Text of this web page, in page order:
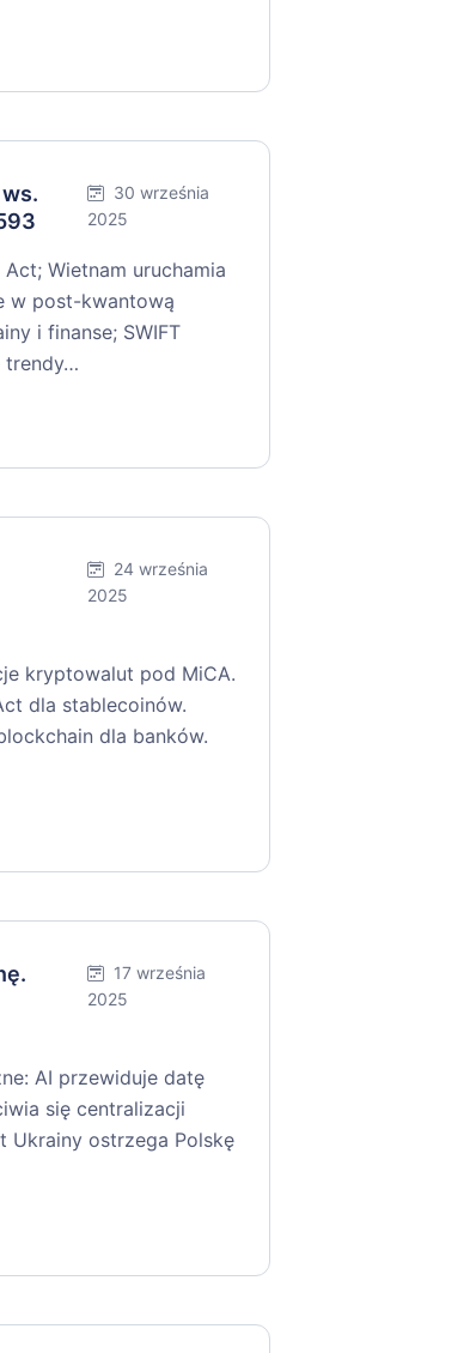
30 września
2025
Wietnam uruchamia
w post-kwantową
i finanse; SWIFT
trendy…
24 września
2025
kryptowalut pod MiCA.
dla stablecoinów.
dla banków.
17 września
2025
AI przewiduje datę
się centralizacji
Ukrainy ostrzega Polskę